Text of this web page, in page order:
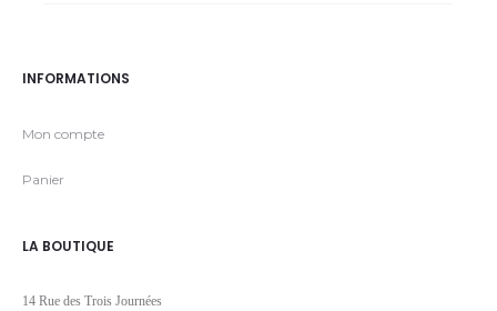
INFORMATIONS
Mon compte
Panier
LA BOUTIQUE
14 Rue des Trois Journées